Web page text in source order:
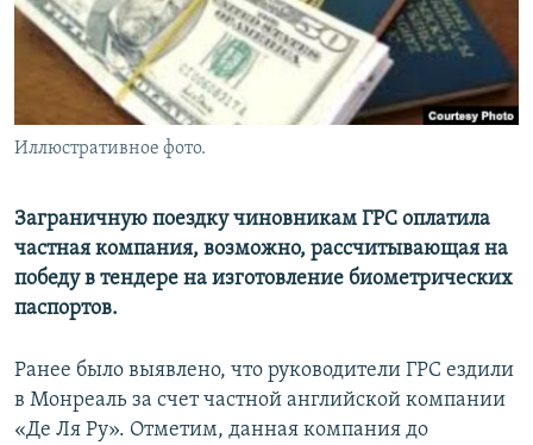
Иллюстративное фото.
Заграничную поездку чиновникам ГРС оплатила
частная компания, возможно, рассчитывающая на
победу в тендере на изготовление биометрических
паспортов.
Ранее было выявлено, что руководители ГРС ездили
в Монреаль за счет частной английской компании
«Де Ля Ру». Отметим, данная компания до